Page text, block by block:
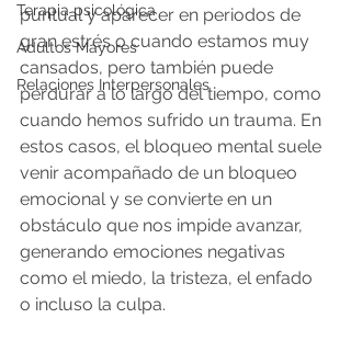
Terapia psicológica
Adultos Mayores
Relaciones Interpersonales
puntual y aparecer en periodos de
gran estrés o cuando estamos muy
cansados, pero también puede
perdurar a lo largo del tiempo, como
cuando hemos sufrido un trauma. En
estos casos, el bloqueo mental suele
venir acompañado de un bloqueo
emocional y se convierte en un
obstáculo que nos impide avanzar,
generando emociones negativas
como el miedo, la tristeza, el enfado
o incluso la culpa.